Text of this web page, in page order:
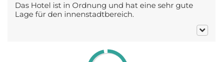
Das Hotel ist in Ordnung und hat eine sehr gute
Lage für den innenstadtbereich.